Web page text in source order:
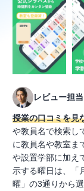
レビュー担
授業の口コミを見
や教員名で検索し
に教員名や教室ま
や設置学部に加え
示する曜日は、「
曜」の3通りから